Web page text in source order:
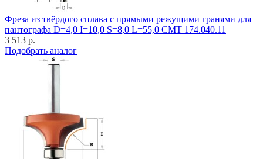
Фреза из твёрдого сплава с прямыми режущими гранями для
пантографа D=4,0 I=10,0 S=8,0 L=55,0 CMT 174.040.11
3 513 р.
Подобрать аналог